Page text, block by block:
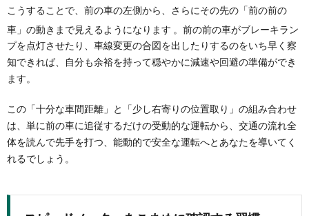
こうすることで、前の車の左側から、さらにその先の「前の前の
車」の動きまで見えるようになります 。前の前の車がブレーキラン
プを点灯させたり、車線変更の合図を出したりするのをいち早く察
知できれば、自分も余裕を持って穏やかに減速や回避の準備ができ
ます。
この「十分な車間距離」と「少し右寄りの位置取り」の組み合わせ
は、単に前の車に追従するだけの受動的な運転から、交通の流れ全
体を読んで先手を打つ、能動的で安全な運転へとあなたを導いてく
れるでしょう。